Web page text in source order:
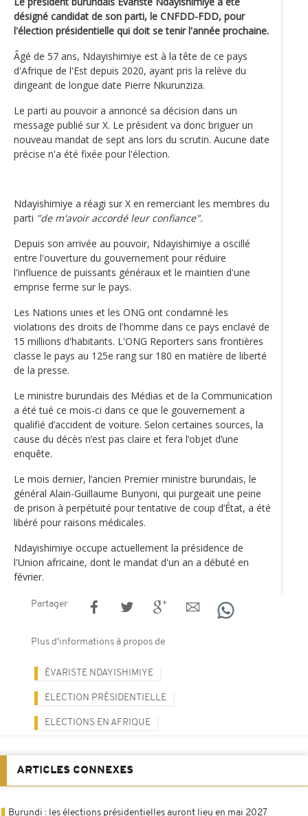
désigné candidat de son parti, le CNFDD-FDD, pour
l'élection présidentielle qui doit se tenir l'année prochaine.
Âgé de 57 ans, Ndayishimiye est à la tête de ce pays
d'Afrique de l'Est depuis 2020, ayant pris la relève du
dirigeant de longue date Pierre Nkurunziza.
Le parti au pouvoir a annoncé sa décision dans un
message publié sur X. Le président va donc briguer un
nouveau mandat de sept ans lors du scrutin. Aucune date
précise n'a été fixée pour l'élection.
Ndayishimiye a réagi sur X en remerciant les membres du
parti "de m'avoir accordé leur confiance".
Depuis son arrivée au pouvoir, Ndayishimiye a oscillé
entre l'ouverture du gouvernement pour réduire
l'influence de puissants généraux et le maintien d'une
emprise ferme sur le pays.
Les Nations unies et les ONG ont condamné les
violations des droits de l'homme dans ce pays enclavé de
15 millions d'habitants. L'ONG Reporters sans frontières
classe le pays au 125e rang sur 180 en matière de liberté
de la presse.
Le ministre burundais des Médias et de la Communication
a été tué ce mois-ci dans ce que le gouvernement a
qualifié d’accident de voiture. Selon certaines sources, la
cause du décès n’est pas claire et fera l’objet d’une
enquête.
Le mois dernier, l’ancien Premier ministre burundais, le
général Alain-Guillaume Bunyoni, qui purgeait une peine
de prison à perpétuité pour tentative de coup d’État, a été
libéré pour raisons médicales.
Ndayishimiye occupe actuellement la présidence de
l'Union africaine, dont le mandat d'un an a débuté en
février.
Partager
Plus d'informations à propos de
ÉVARISTE NDAYISHIMIYE
ELECTION PRÉSIDENTIELLE
ELECTIONS EN AFRIQUE
ARTICLES CONNEXES
Burundi : les élections présidentielles auront lieu en mai 2027